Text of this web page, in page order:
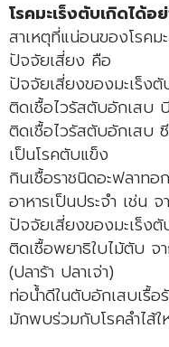
โรคมะเร็งตับเกิดได้อ
สาเหตุที่แน่อนของโรค
ปัจจัยเสี่ยง คือ
ปัจจัยเสี่ยงของมะเร็ง
ติดเชื้อไวรัสตับอักเสบ
ติดเชื้อไวรัสตับอักเสบ ซี
เป็นโรคตับแข็ง
กินเชื้อราชนิดอะฟลาท
อาหารเป็นประจำ เช่น
ปัจจัยเสี่ยงของมะเร็ง
ติดเชื้อพยาธิใบไม้ตับ
(ปลาร้า ปลาเจ่า)
ท่อน้ำดีในตับอักเสบเรื้
มักพบร่วมกับโรคลำไส้